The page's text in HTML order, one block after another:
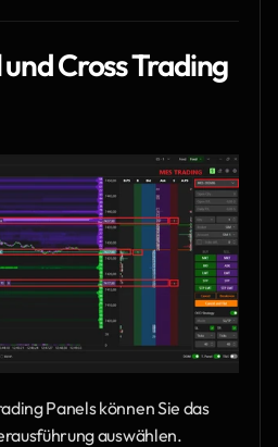
Cross Trading
Panels können Sie das
auswählen.